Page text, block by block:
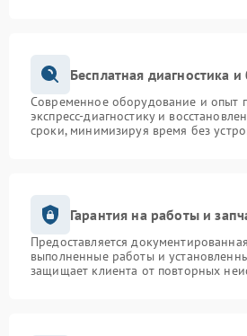
Бесплатная диагностика
Современное оборудование и опыт
экспресс-диагностику и
сроки, минимизируя время без
Гарантия на работы и
Предоставляется
выполненные работы и
защищает клиента от повторных